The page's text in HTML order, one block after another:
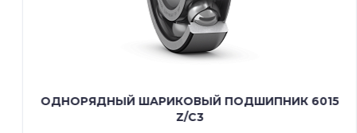
ОДНОРЯДНЫЙ ШАРИКОВЫЙ ПОДШИПНИК 6015
Z/C3